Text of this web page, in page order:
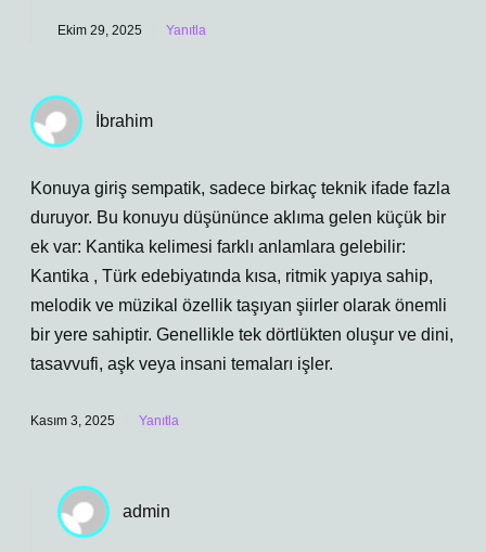
Ekim 29, 2025 Yanıtla
İbrahim
Konuya giriş sempatik, sadece birkaç teknik ifade fazla
duruyor. Bu konuyu düşününce aklıma gelen küçük bir
ek var: Kantika kelimesi farklı anlamlara gelebilir:
Kantika , Türk edebiyatında kısa, ritmik yapıya sahip,
melodik ve müzikal özellik taşıyan şiirler olarak önemli
bir yere sahiptir. Genellikle tek dörtlükten oluşur ve dini,
tasavvufi, aşk veya insani temaları işler.
Kasım 3, 2025 Yanıtla
admin